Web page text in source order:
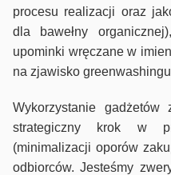
procesu realizacji oraz
dla bawełny
upominki wręczane w
na zjawisko
Wykorzystanie gadżetów
strategiczny krok w
(minimalizacji oporów
odbiorców. Jesteśmy